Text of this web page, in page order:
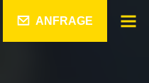
ANFRAGE